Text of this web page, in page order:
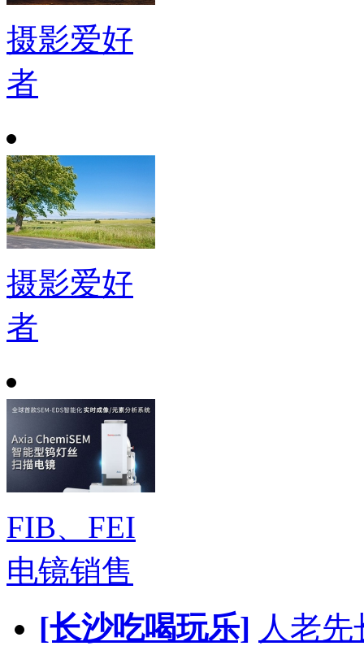
摄影爱好
者
摄影爱好
者
FIB、FEI
电镜销售
[长沙吃喝玩乐] 人老